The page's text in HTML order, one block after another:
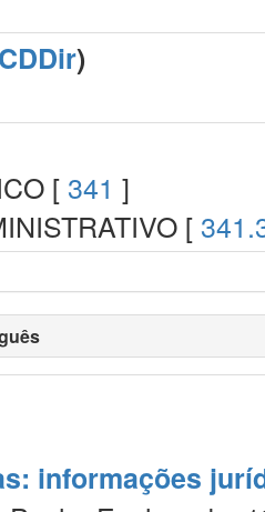
CDDir)
[ 341 ]
[
informações